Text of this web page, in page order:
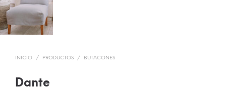
INICIO / PRODUCTOS / BUTACONES
Dante